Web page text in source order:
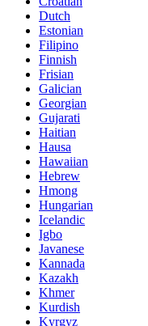
Dutch
Estonian
Filipino
Finnish
Frisian
Galician
Georgian
Gujarati
Haitian
Hausa
Hawaiian
Hebrew
Hmong
Hungarian
Icelandic
Igbo
Javanese
Kannada
Kazakh
Khmer
Kurdish
Kyrgyz